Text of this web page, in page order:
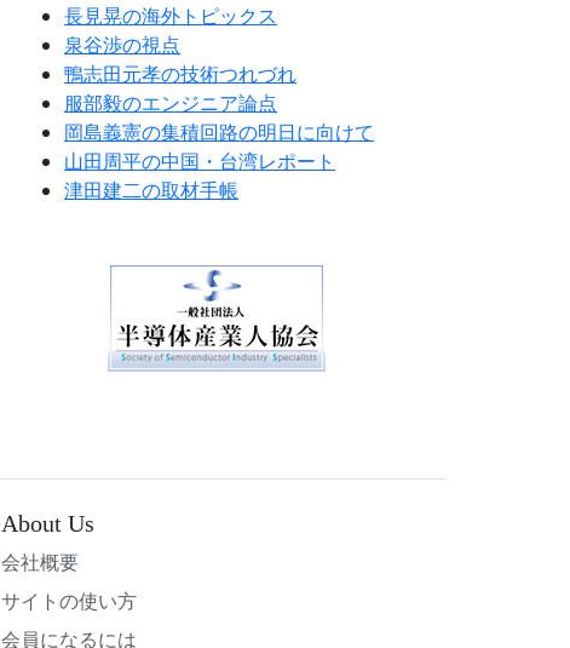
長見晃の海外トピックス
泉谷渉の視点
鴨志田元孝の技術つれづれ
服部毅のエンジニア論点
岡島義憲の集積回路の明日に向けて
山田周平の中国・台湾レポート
津田建二の取材手帳
About Us
会社概要
サイトの使い方
会員になるには